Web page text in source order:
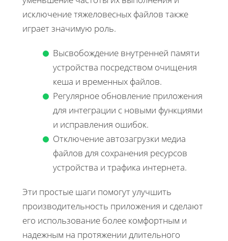
исключение тяжеловесных файлов также
играет значимую роль.
Высвобождение внутренней памяти
устройства посредством очищения
кеша и временных файлов.
Регулярное обновление приложения
для интеграции с новыми функциями
и исправления ошибок.
Отключение автозагрузки медиа
файлов для сохранения ресурсов
устройства и трафика интернета.
Эти простые шаги помогут улучшить
производительность приложения и сделают
его использование более комфортным и
надежным на протяжении длительного